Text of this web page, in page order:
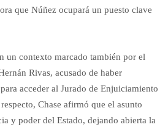
que Núñez ocupará un puesto clave
un contexto marcado también por el
Rivas, acusado de haber
acceder al Jurado de Enjuiciamiento
Chase afirmó que el asunto
y poder del Estado, dejando abierta la